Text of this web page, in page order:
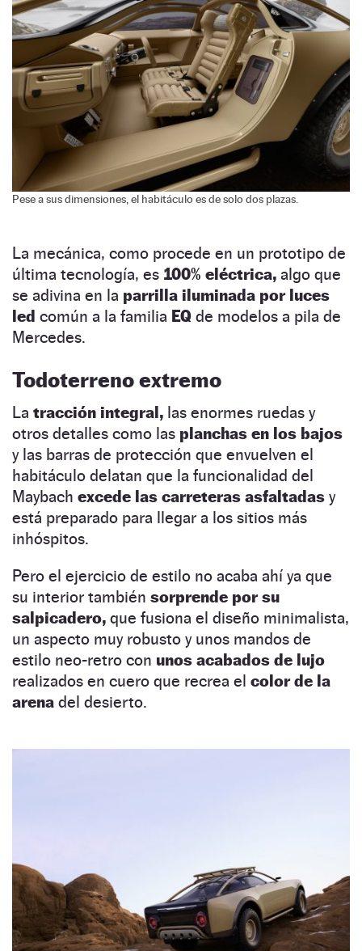
Pese a sus dimensiones, el habitáculo es de solo dos plazas.
La mecánica, como procede en un prototipo de
última tecnología, es 100% eléctrica, algo que
se adivina en la parrilla iluminada por luces
led común a la familia EQ de modelos a pila de
Mercedes.
Todoterreno extremo
La tracción integral, las enormes ruedas y
otros detalles como las planchas en los bajos
y las barras de protección que envuelven el
habitáculo delatan que la funcionalidad del
Maybach excede las carreteras asfaltadas y
está preparado para llegar a los sitios más
inhóspitos.
Pero el ejercicio de estilo no acaba ahí ya que
su interior también sorprende por su
salpicadero, que fusiona el diseño minimalista,
un aspecto muy robusto y unos mandos de
estilo neo-retro con unos acabados de lujo
realizados en cuero que recrea el color de la
arena del desierto.